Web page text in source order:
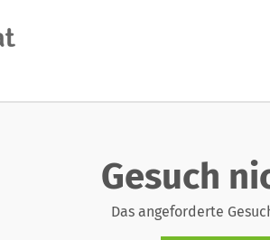
Gesuch
Das angeforderte